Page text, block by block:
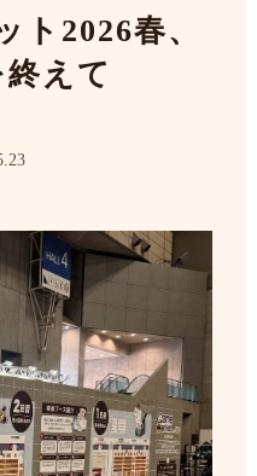
ト2026春、
えて